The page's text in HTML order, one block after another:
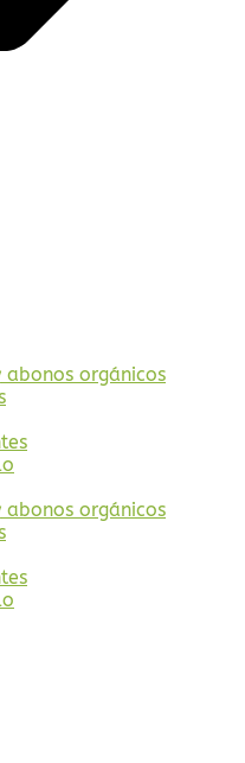
orgánicos
orgánicos